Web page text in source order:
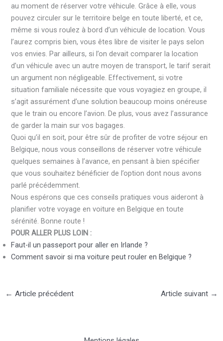
au moment de réserver votre véhicule. Grâce à elle, vous
pouvez circuler sur le territoire belge en toute liberté, et ce,
même si vous roulez à bord d’un véhicule de location. Vous
l’aurez compris bien, vous êtes libre de visiter le pays selon
vos envies. Par ailleurs, si l’on devait comparer la location
d’un véhicule avec un autre moyen de transport, le tarif serait
un argument non négligeable. Effectivement, si votre
situation familiale nécessite que vous voyagiez en groupe, il
s’agit assurément d’une solution beaucoup moins onéreuse
que le train ou encore l’avion. De plus, vous avez l’assurance
de garder la main sur vos bagages.
Quoi qu’il en soit, pour être sûr de profiter de votre séjour en
Belgique, nous vous conseillons de réserver votre véhicule
quelques semaines à l’avance, en pensant à bien spécifier
que vous souhaitez bénéficier de l’option dont nous avons
parlé précédemment.
Nous espérons que ces conseils pratiques vous aideront à
planifier votre voyage en voiture en Belgique en toute
sérénité. Bonne route !
POUR ALLER PLUS LOIN :
Faut-il un passeport pour aller en Irlande ?
Comment savoir si ma voiture peut rouler en Belgique ?
← Article précédent Article suivant →